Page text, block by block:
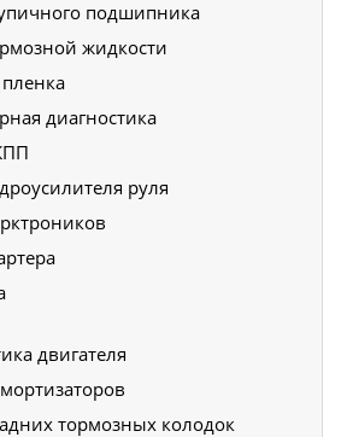
подшипника
жидкости
диагностика
руля
двигателя
тормозных колодок